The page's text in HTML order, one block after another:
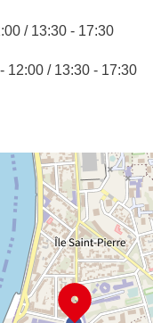
/ 13:30 - 17:30
12:00 / 13:30 - 17:30